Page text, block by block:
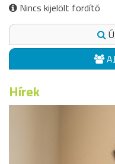
Nincs kijelölt fordító
Hírek